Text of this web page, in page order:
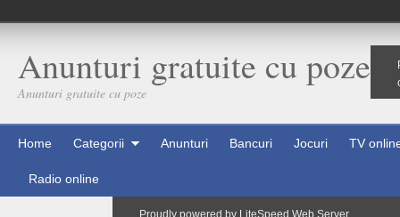
Anunturi gratuite cu poze
Anunturi gratuite cu poze
Home Categorii Anunturi Bancuri Jocuri TV
Radio online